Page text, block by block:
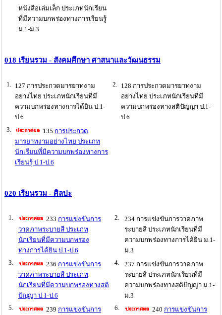
หนังสือเล่มเล็ก ประเภทนักเรียน
ที่มีความบกพร่องทางการเรียนรู้
ม.1-ม.3
018 เรียนรวม - สังคมศึกษา ศาสนาและวัฒนธรรม
1.
127 การประกวดมารยาทงาม
อย่างไทย ประเภทนักเรียนที่มี
ความบกพร่องทางการได้ยิน ป.1-
ป.6
2.
128 การประกวดมารยาทงาม
อย่างไทย ประเภทนักเรียนที่มี
ความบกพร่องทางสติปัญญา ป.1-
ป.6
3.
135 การประกวด
มารยาทงามอย่างไทย ประเภท
นักเรียนที่มีความบกพร่องทางการ
เรียนรู้ ป.1-ป.6
020 เรียนรวม - ศิลปะ
1. 233 การแข่งขันการ
วาดภาพระบายสี ประเภท
นักเรียนที่มีความบกพร่อง
ทางการได้ยิน ป.1-ป.6
2.
234 การแข่งขันการวาดภาพ
ระบายสี ประเภทนักเรียนที่มี
ความบกพร่องทางการได้ยิน ม.1-
ม.3
3.
236 การแข่งขันการ
วาดภาพระบายสี ประเภท
นักเรียนที่มีความบกพร่องทางสติ
ปัญญา ป.1-ป.6
4.
237 การแข่งขันการวาดภาพ
ระบายสี ประเภทนักเรียนที่มี
ความบกพร่องทางสติปัญญา ม.1-
ม.3
5.
239 การแข่งขันการ
6. 240 การแข่งขันการ